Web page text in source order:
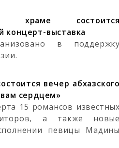
храме
концерт-выставка
в
вечер
сердцем»
15 романсов
а также
певицы